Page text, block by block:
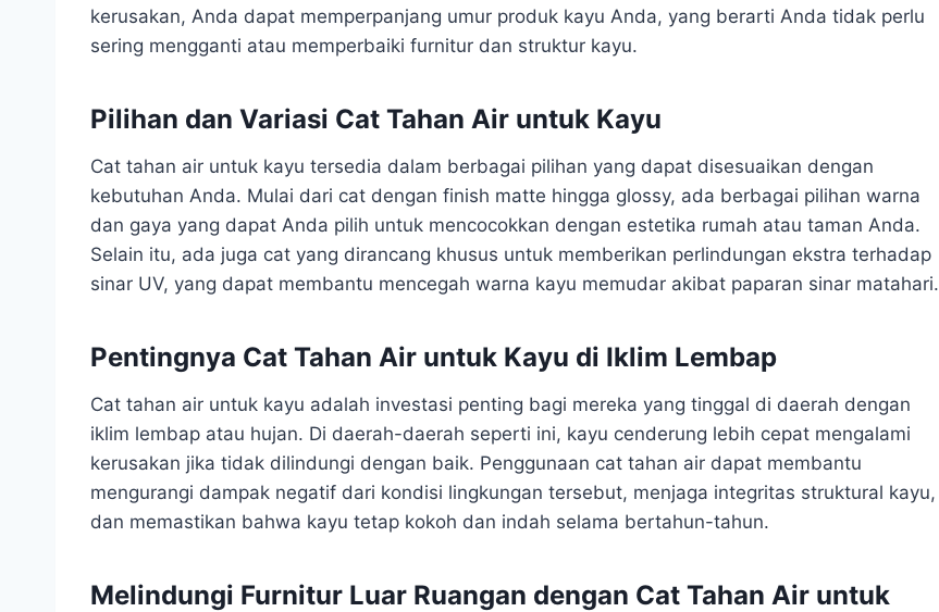
kerusakan, Anda dapat memperpanjang umur produk kayu Anda, yang berarti Anda tidak perlu
sering mengganti atau memperbaiki furnitur dan struktur kayu.
Pilihan dan Variasi Cat Tahan Air untuk Kayu
Cat tahan air untuk kayu tersedia dalam berbagai pilihan yang dapat disesuaikan dengan
kebutuhan Anda. Mulai dari cat dengan finish matte hingga glossy, ada berbagai pilihan warna
dan gaya yang dapat Anda pilih untuk mencocokkan dengan estetika rumah atau taman Anda.
Selain itu, ada juga cat yang dirancang khusus untuk memberikan perlindungan ekstra terhadap
sinar UV, yang dapat membantu mencegah warna kayu memudar akibat paparan sinar matahari.
Pentingnya Cat Tahan Air untuk Kayu di Iklim Lembap
Cat tahan air untuk kayu adalah investasi penting bagi mereka yang tinggal di daerah dengan
iklim lembap atau hujan. Di daerah-daerah seperti ini, kayu cenderung lebih cepat mengalami
kerusakan jika tidak dilindungi dengan baik. Penggunaan cat tahan air dapat membantu
mengurangi dampak negatif dari kondisi lingkungan tersebut, menjaga integritas struktural kayu,
dan memastikan bahwa kayu tetap kokoh dan indah selama bertahun-tahun.
Melindungi Furnitur Luar Ruangan dengan Cat Tahan Air untuk